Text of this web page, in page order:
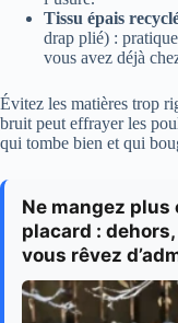
Tissu épais
drap plié) :
vous avez déjà
Évitez les matières trop
bruit peut effrayer les
qui tombe bien et qui
Ne mangez
placard :
vous rêvez